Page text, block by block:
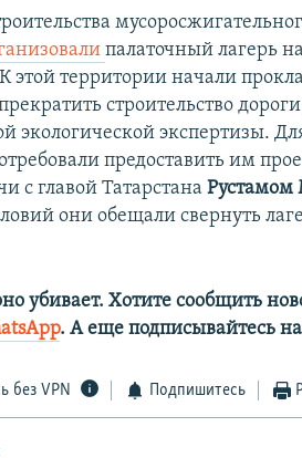
палаточный лагерь
этой территории начали
строительство
экологической экспертизы.
предоставить им
с главой Татарстана
они обещали свернуть
убивает. Хотите сообщить
. А еще подписывайтесь
без VPN Подпишитесь